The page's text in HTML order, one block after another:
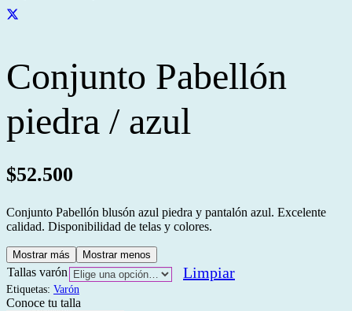
Conjunto Pabellón
piedra / azul
$52.500
Conjunto Pabellón blusón azul piedra y pantalón azul. Excelente
calidad. Disponibilidad de telas y colores.
Mostrar más Mostrar menos
Tallas varón Limpiar
Etiquetas: Varón
Conoce tu talla